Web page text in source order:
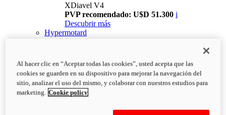
XDiavel V4
PVP recomendado: U$D 51.300 i
Descubrir más
Hypermotard
Al hacer clic en “Aceptar todas las cookies”, usted acepta que las
cookies se guarden en su dispositivo para mejorar la navegación del
sitio, analizar el uso del mismo, y colaborar con nuestros estudios para
marketing. Cookie policy